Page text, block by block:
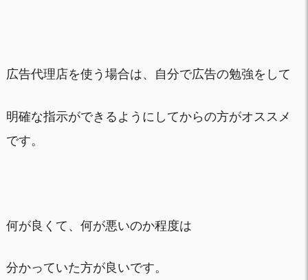
広告代理店を使う場合は、自分で広告の勉強をして
明確な指示ができるようにしてからの方がオススメ
です。
何が良くて、何が悪いのか程度は
分かっていた方が良いです。